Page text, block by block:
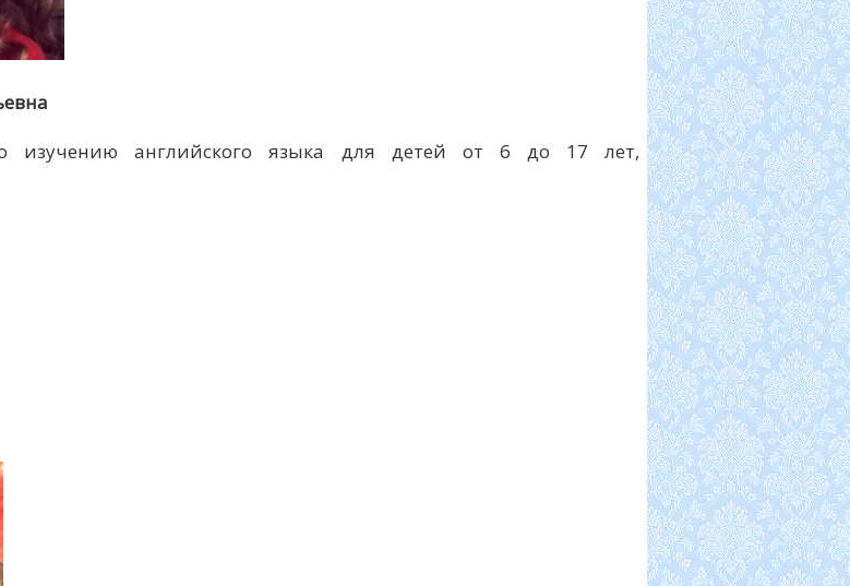
изучению английского языка для детей от 6 до 17 лет,